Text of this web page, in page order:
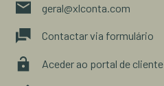
geral@xlconta.com
Contactar via formulário
Aceder ao portal de cliente